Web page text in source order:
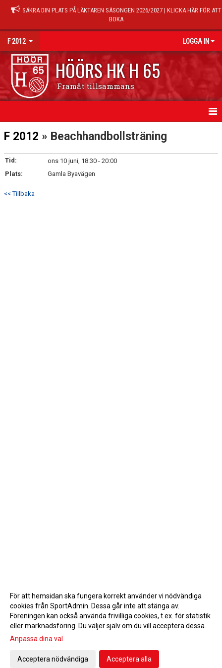
SÄKRA DIN PLATS PÅ LÄKTAREN SÄSONGEN 2026/2027 | KLICKA HÄR FÖR ATT
BOKA
F 2012 LOGGA IN
HÖÖRS HK H 65
Framåt tillsammans
HEM
NYHETER
KALENDER
TRÄNINGSTIDER
F 2012 » Beachhandbollsträning
Tid:
ons 10 juni, 18:30 - 20:00
Plats:
Gamla Byavägen
<< Tillbaka
Gå till Webbversion
För att hemsidan ska fungera korrekt använder vi nödvändiga
cookies från SportAdmin. Dessa går inte att stänga av.
Föreningen kan också använda frivilliga cookies, t.ex. för statistik
eller marknadsföring. Du väljer själv om du vill acceptera dessa.
Anpassa dina val
Acceptera nödvändiga Acceptera alla